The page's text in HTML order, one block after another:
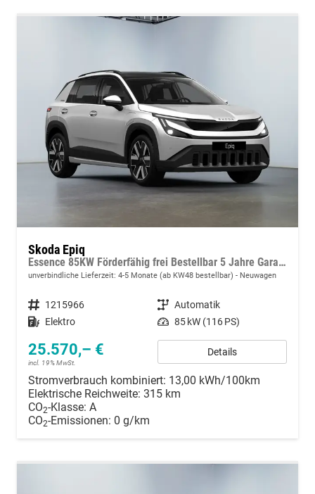
Skoda Epiq
Essence 85KW Förderfähig frei Bestellbar 5 Jahre Garantie
unverbindliche Lieferzeit: 4-5 Monate (ab KW48 bestellbar) Neuwagen
Fahrzeugnummer 1215966 Getriebe Automatik
Kraftstoff Elektro Leistung 85 kW (116 PS)
25.570,– €
incl. 19% MwSt.
Details
Stromverbrauch kombiniert: 13,00 kWh/100km
Elektrische Reichweite: 315 km
CO2-Klasse: A
CO2-Emissionen: 0 g/km